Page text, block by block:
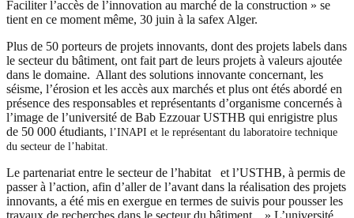
Faciliter l’accès de l’innovation au marché de la construction » se
tient en ce moment même, 30 juin à la safex Alger.
Plus de 50 porteurs de projets innovants, dont des projets labels dans
le secteur du bâtiment, ont fait part de leurs projets à valeurs ajoutée
dans le domaine. Allant des solutions innovante concernant, les
séisme, l’érosion et les accès aux marchés et plus ont étés abordé en
présence des responsables et représentants d’organisme concernés à
l’image de l’université de Bab Ezzouar USTHB qui enrigistre plus
de 50 000 étudiants, l’INAPI et le représentant du laboratoire technique
du secteur de l’habitat.
Le partenariat entre le secteur de l’habitat et l’USTHB, à permis de
passer à l’action, afin d’aller de l’avant dans la réalisation des projets
innovants, a été mis en exergue en termes de suivis pour pousser les